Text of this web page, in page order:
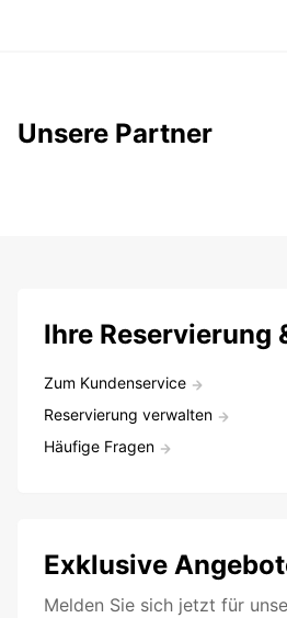
Unsere Partner
Ihre Reservierung
Zum Kundenservice
Reservierung verwalten
Häufige Fragen
Exklusive
Melden Sie sich jetzt für